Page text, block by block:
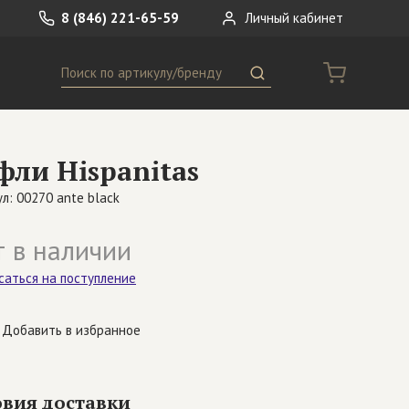
8 (846) 221-65-59 Личный кабинет
Другое
Поиск
Hispanitas
00270 ante black
в наличии
на поступление
Добавить в избранное
доставки